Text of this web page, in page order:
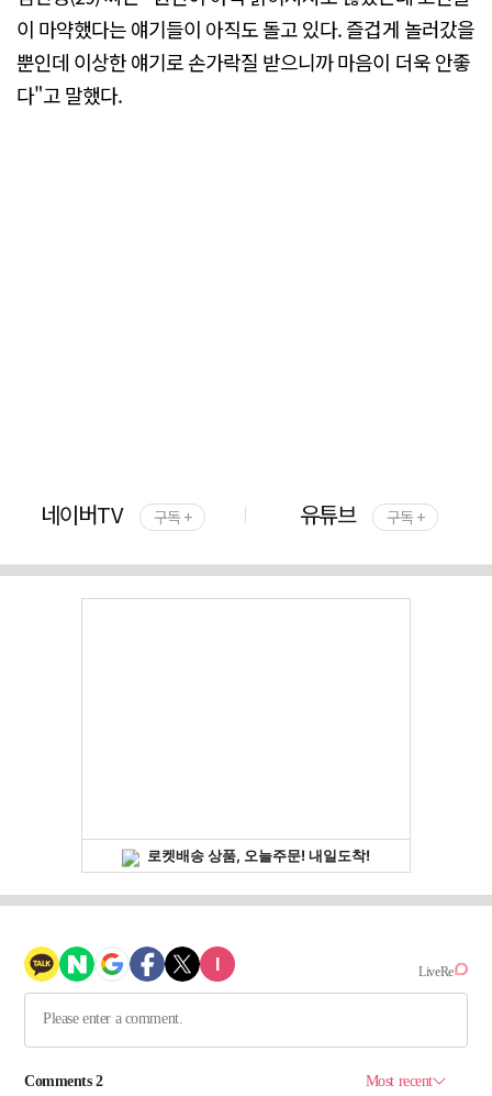
이 마약했다는 얘기들이 아직도 돌고 있다. 즐겁게 놀러갔을
뿐인데 이상한 얘기로 손가락질 받으니까 마음이 더욱 안좋
다"고 말했다.
네이버TV 구독 + 유튜브 구독 +